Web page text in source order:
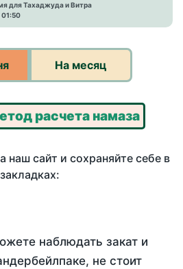
для Тахаджуда и Витра
01:50
На месяц
расчета намаза
наш сайт и сохраняйте себе в
закладках:
наблюдать закат и
не стоит